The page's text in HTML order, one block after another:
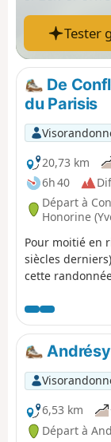
Tester
De
du Parisis
20,73 km
6h 40
Départ à
Honorine
Pour moitié en
siècles
cette
le vieux centre
Monoie du XIe,
qui héberge le
fortifiés de
6,53 km
Départ à